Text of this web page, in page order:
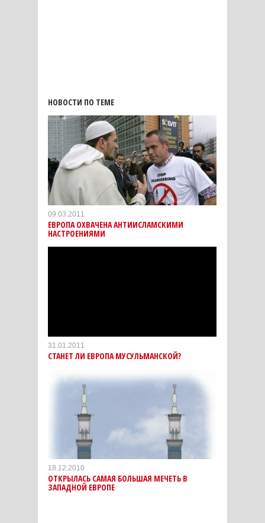
НОВОСТИ ПО ТЕМЕ
09.03.2011
ЕВРОПА ОХВАЧЕНА АНТИИСЛАМСКИМИ
НАСТРОЕНИЯМИ
31.01.2011
СТАНЕТ ЛИ ЕВРОПА МУСУЛЬМАНСКОЙ?
18.12.2010
ОТКРЫЛАСЬ САМАЯ БОЛЬШАЯ МЕЧЕТЬ В
ЗАПАДНОЙ ЕВРОПЕ